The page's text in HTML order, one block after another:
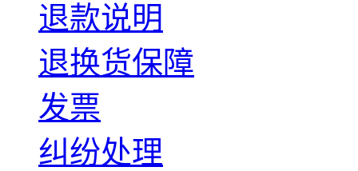
退款说明
退换货保障
发票
纠纷处理